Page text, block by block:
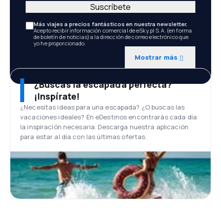
Más viajes a precios fantásticos en nuestra newsletter.
Acepto recibir información comercial de eSky.pl S.A. (en forma
de boletín de noticias) a la dirección de correo electrónico que
yo he proporcionado.
Mostrar más
Suscríbete
¿Buscas la escapada perfecta?
¡Inspírate!
¿Necesitas ideas para una escapada? ¿O buscas las
vacaciones ideales? En eDestinos encontrarás cada día
la inspiración necesaria. Descarga nuestra aplicación
para estar al día con las últimas ofertas.